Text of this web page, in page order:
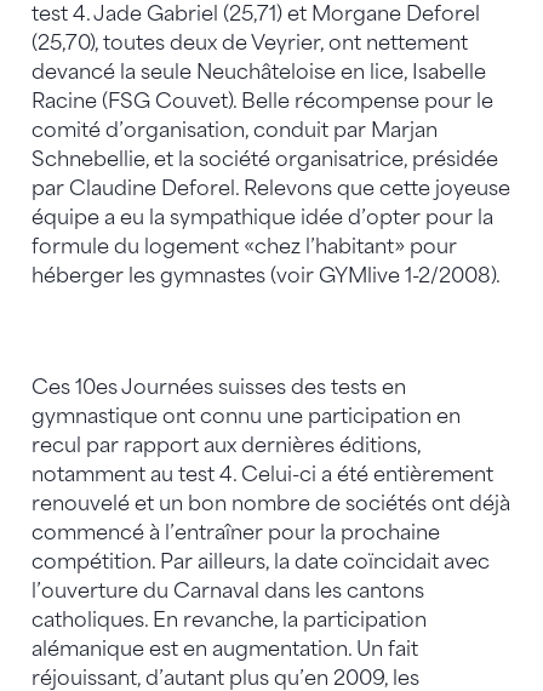
test 4. Jade Gabriel (25,71) et Morgane Deforel
(25,70), toutes deux de Veyrier, ont nettement
devancé la seule Neuchâteloise en lice, Isabelle
Racine (FSG Couvet). Belle récompense pour le
comité d’organisation, conduit par Marjan
Schnebellie, et la société organisatrice, présidée
par Claudine Deforel. Relevons que cette joyeuse
équipe a eu la sympathique idée d’opter pour la
formule du logement «chez l’habitant» pour
héberger les gymnastes (voir GYMlive 1-2/2008).
Ces 10es Journées suisses des tests en
gymnastique ont connu une participation en
recul par rapport aux dernières éditions,
notamment au test 4. Celui-ci a été entièrement
renouvelé et un bon nombre de sociétés ont déjà
commencé à l’entraîner pour la prochaine
compétition. Par ailleurs, la date coïncidait avec
l’ouverture du Carnaval dans les cantons
catholiques. En revanche, la participation
alémanique est en augmentation. Un fait
réjouissant, d’autant plus qu’en 2009, les